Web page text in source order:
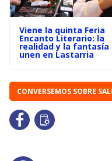
Viene la quinta Feria
Encanto Literario: la
realidad y la fantasía
unen en Lastarria
CONVERSEMOS SOBRE